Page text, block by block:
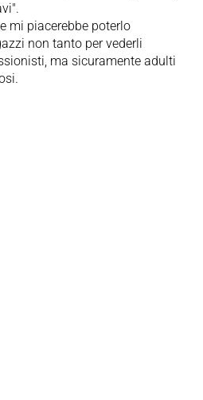
mi piacerebbe poterlo
non tanto per vederli
ma sicuramente adulti